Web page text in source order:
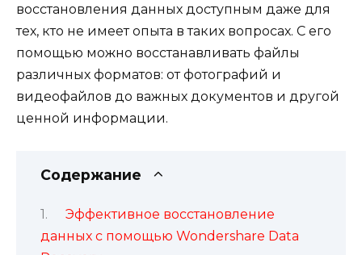
восстановления данных доступным даже для
тех, кто не имеет опыта в таких вопросах. С его
помощью можно восстанавливать файлы
различных форматов: от фотографий и
видеофайлов до важных документов и другой
ценной информации.
Содержание
Эффективное восстановление
данных с помощью Wondershare Data